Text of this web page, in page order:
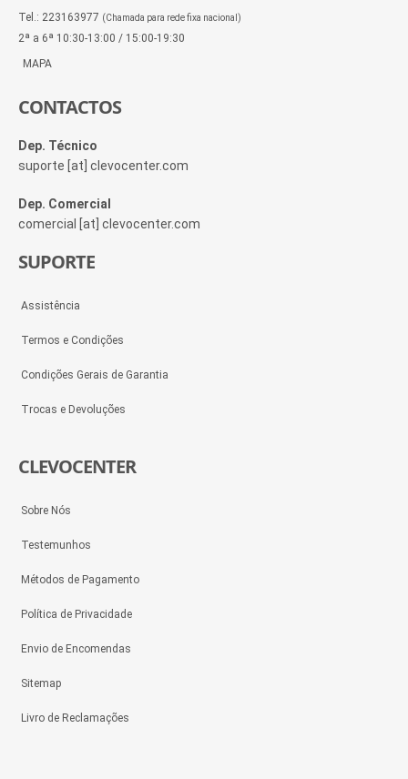
Tel.: 223163977 (Chamada para rede fixa nacional)
2ª a 6ª 10:30-13:00 / 15:00-19:30
MAPA
CONTACTOS
Dep. Técnico
suporte [at] clevocenter.com
Dep. Comercial
comercial [at] clevocenter.com
SUPORTE
Assistência
Termos e Condições
Condições Gerais de Garantia
Trocas e Devoluções
CLEVOCENTER
Sobre Nós
Testemunhos
Métodos de Pagamento
Política de Privacidade
Envio de Encomendas
Sitemap
Livro de Reclamações